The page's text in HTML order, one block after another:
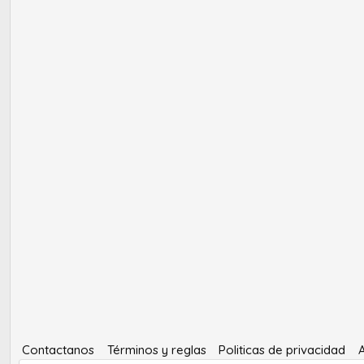
Contactanos Términos y reglas Politicas de privacidad